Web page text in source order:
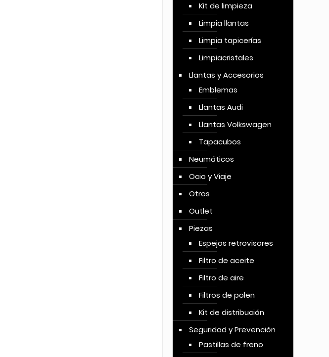
Kit de limpieza
Limpia llantas
Limpia tapicerías
Limpiacristales
Llantas y Accesorios
Emblemas
Llantas Audi
Llantas Volkswagen
Tapacubos
Neumáticos
Ocio y Viaje
Otros
Outlet
Piezas
Espejos retrovisores
Filtro de aceite
Filtro de aire
Filtros de polen
Kit de distribución
Seguridad y Prevención
Pastillas de freno